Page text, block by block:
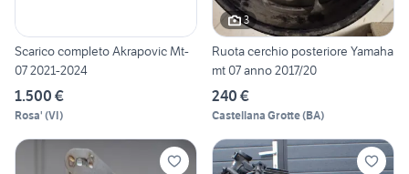
Scarico completo Akrapovic Mt-
07 2021-2024
1.500 €
Rosa' (VI)
3
Ruota cerchio posteriore Yamaha
mt 07 anno 2017/20
240 €
Castellana Grotte(BA)